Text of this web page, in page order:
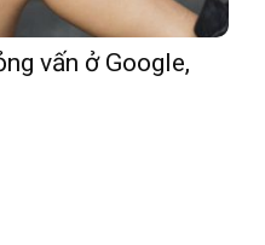
vấn ở Google,